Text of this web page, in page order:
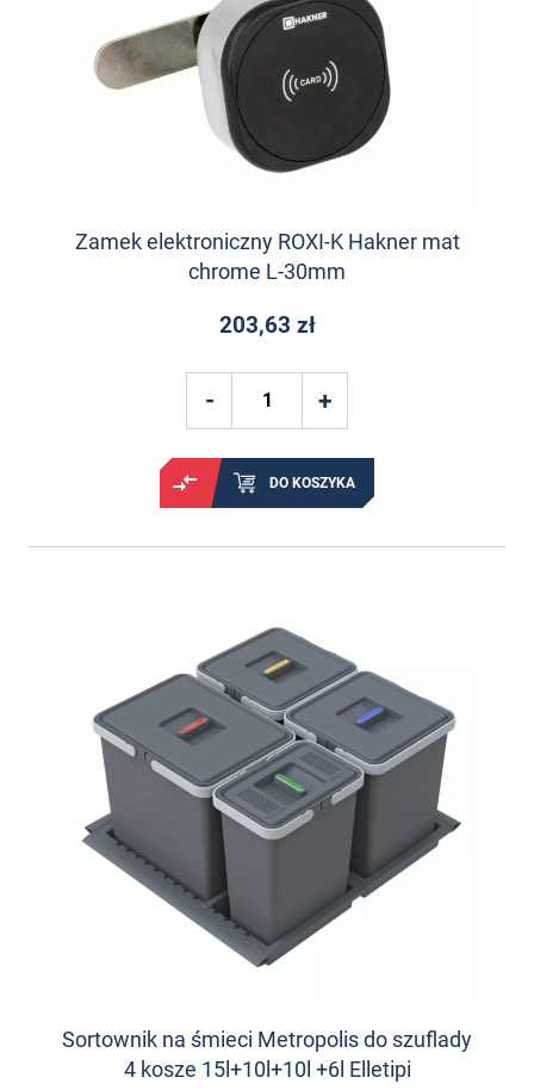
Zamek elektroniczny ROXI-K Hakner mat
chrome L-30mm
203,63 zł
DO KOSZYKA
Sortownik na śmieci Metropolis do szuflady
4 kosze 15l+10l+10l +6l Elletipi